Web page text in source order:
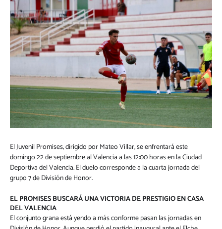
El Juvenil Promises, dirigido por Mateo Villar, se enfrentará este
domingo 22 de septiembre al Valencia a las 12:00 horas en la Ciudad
Deportiva del Valencia. El duelo corresponde a la cuarta jornada del
grupo 7 de División de Honor.
EL PROMISES BUSCARÁ UNA VICTORIA DE PRESTIGIO EN CASA
DEL VALENCIA
El conjunto grana está yendo a más conforme pasan las jornadas en